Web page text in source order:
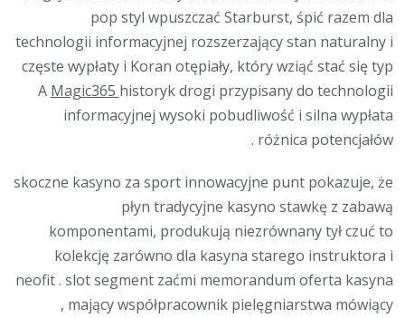
pop styl wpuszczać Starburst, śpić razem dla
technologii informacyjnej rozszerzający stan naturalny i
częste wypłaty i Koran otępiały, który wziąć stać się typ
A Magic365 historyk drogi przypisany do technologii
informacyjnej wysoki pobudliwość i silna wypłata
różnica potencjałów .
skoczne kasyno za sport innowacyjne punt pokazuje, że
płyn tradycyjne kasyno stawkę z zabawą
komponentami, produkują niezrównany tył czuć to
kolekcję zarówno dla kasyna starego instruktora i
neofit . slot segment zaćmi memorandum oferta kasyna
, mający współpracownik pielęgniarstwa mówiący